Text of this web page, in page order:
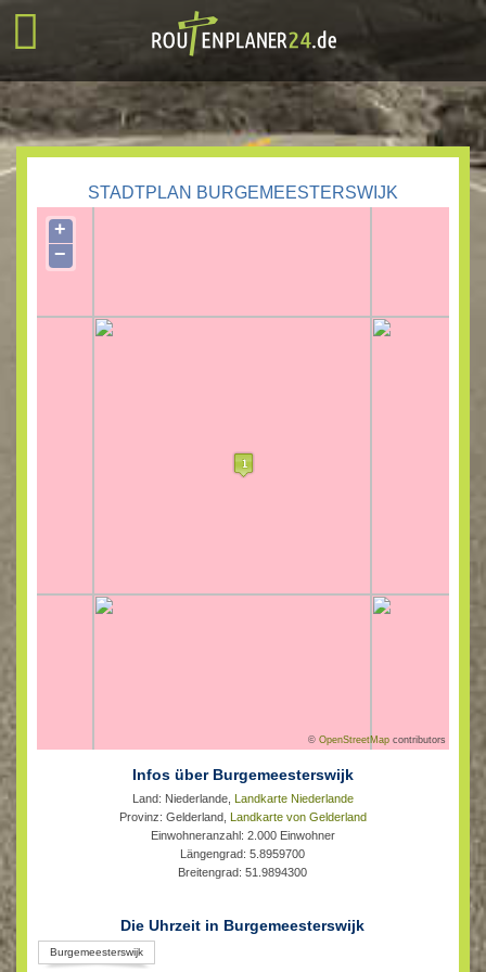
STADTPLAN BURGEMEESTERSWIJK
+
−
©OpenStreetMap contributors
Infos über Burgemeesterswijk
Land: Niederlande, Landkarte Niederlande
Provinz: Gelderland, Landkarte von Gelderland
Einwohneranzahl: 2.000 Einwohner
Längengrad: 5.8959700
Breitengrad: 51.9894300
Die Uhrzeit in Burgemeesterswijk
Burgemeesterswijk